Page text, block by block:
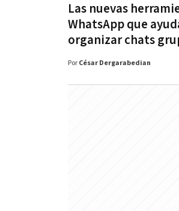
Las nuevas
WhatsApp que
organizar chats
Por César Dergarabedian